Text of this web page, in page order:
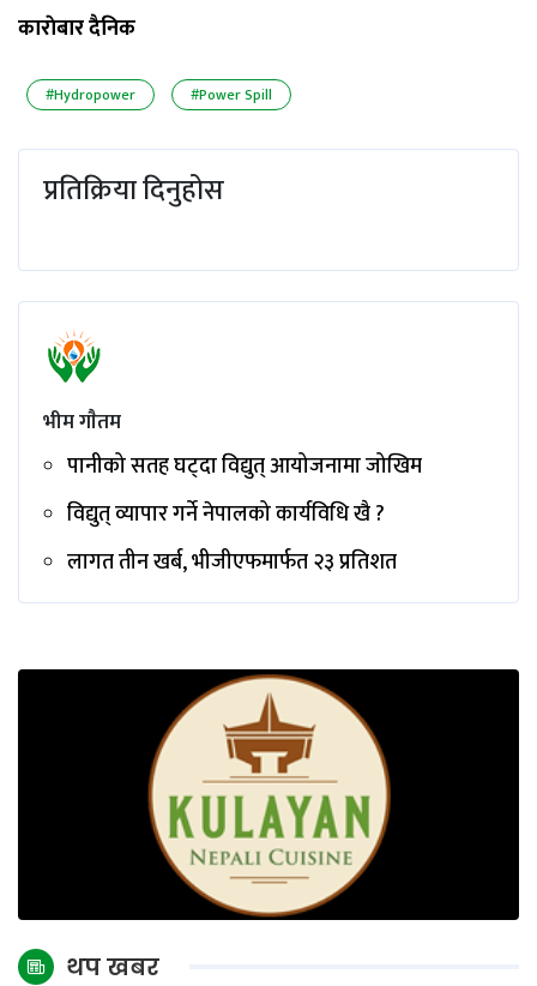
काराेबार दैनिक
#Hydropower #Power Spill
प्रतिक्रिया दिनुहोस
भीम गाैतम
पानीको सतह घट्दा विद्युत् आयोजनामा जोखिम
विद्युत् व्यापार गर्ने नेपालको कार्यविधि खै ?
लागत तीन खर्ब, भीजीएफमार्फत २३ प्रतिशत
थप खबर